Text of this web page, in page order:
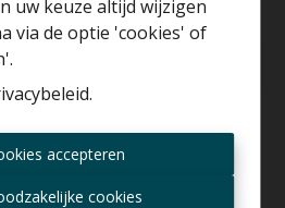
uw keuze altijd wijzigen
via de optie 'cookies' of
.
accepteren
cookies
aanvragen
We stellen u lot 1 (6a 05ca) voor
ideale zuidwest oriëntatie en
heeft: gevelbreedte 10m (!) -
schatting
eerste op de
zijn van nieuwe